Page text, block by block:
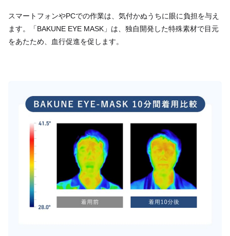
スマートフォンやPCでの作業は、気付かぬうちに眼に負担を与え
ます。「BAKUNE EYE MASK」は、独自開発した特殊素材で目元
をあたため、血行促進を促します。